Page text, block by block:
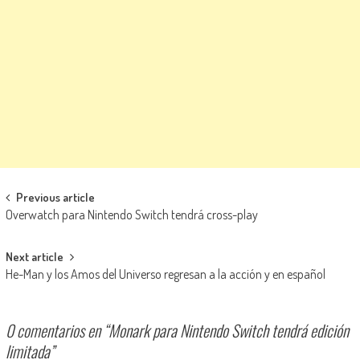
Navegación de entradas
Previous article
Overwatch para Nintendo Switch tendrá cross-play
Next article
He-Man y los Amos del Universo regresan a la acción y en español
0 comentarios en “Monark para Nintendo Switch tendrá edición
limitada”